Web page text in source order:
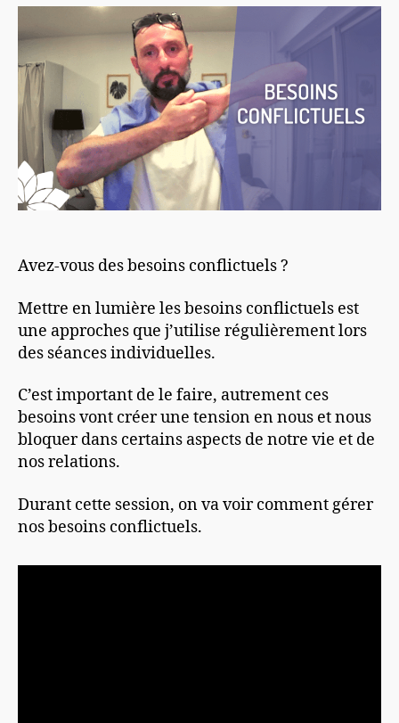
Avez-vous des besoins conflictuels ?
Mettre en lumière les besoins conflictuels est
une approches que j’utilise régulièrement lors
des séances individuelles.
C’est important de le faire, autrement ces
besoins vont créer une tension en nous et nous
bloquer dans certains aspects de notre vie et de
nos relations.
Durant cette session, on va voir comment gérer
nos besoins conflictuels.